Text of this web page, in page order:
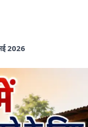
2026